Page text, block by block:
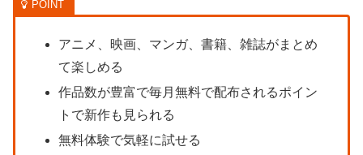
アニメ、映画、マンガ、書籍、雑誌がまとめ
て楽しめる
作品数が豊富で毎月無料で配布されるポイン
トで新作も見られる
無料体験で気軽に試せる